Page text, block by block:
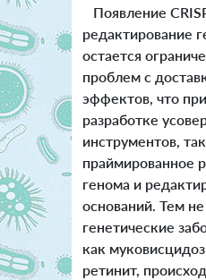
Появление
редактирование
остается
проблем с
эффектов, что
разработке
инструментов,
праймированное
генома и
оснований. Тем
генетические
как
ретинит,